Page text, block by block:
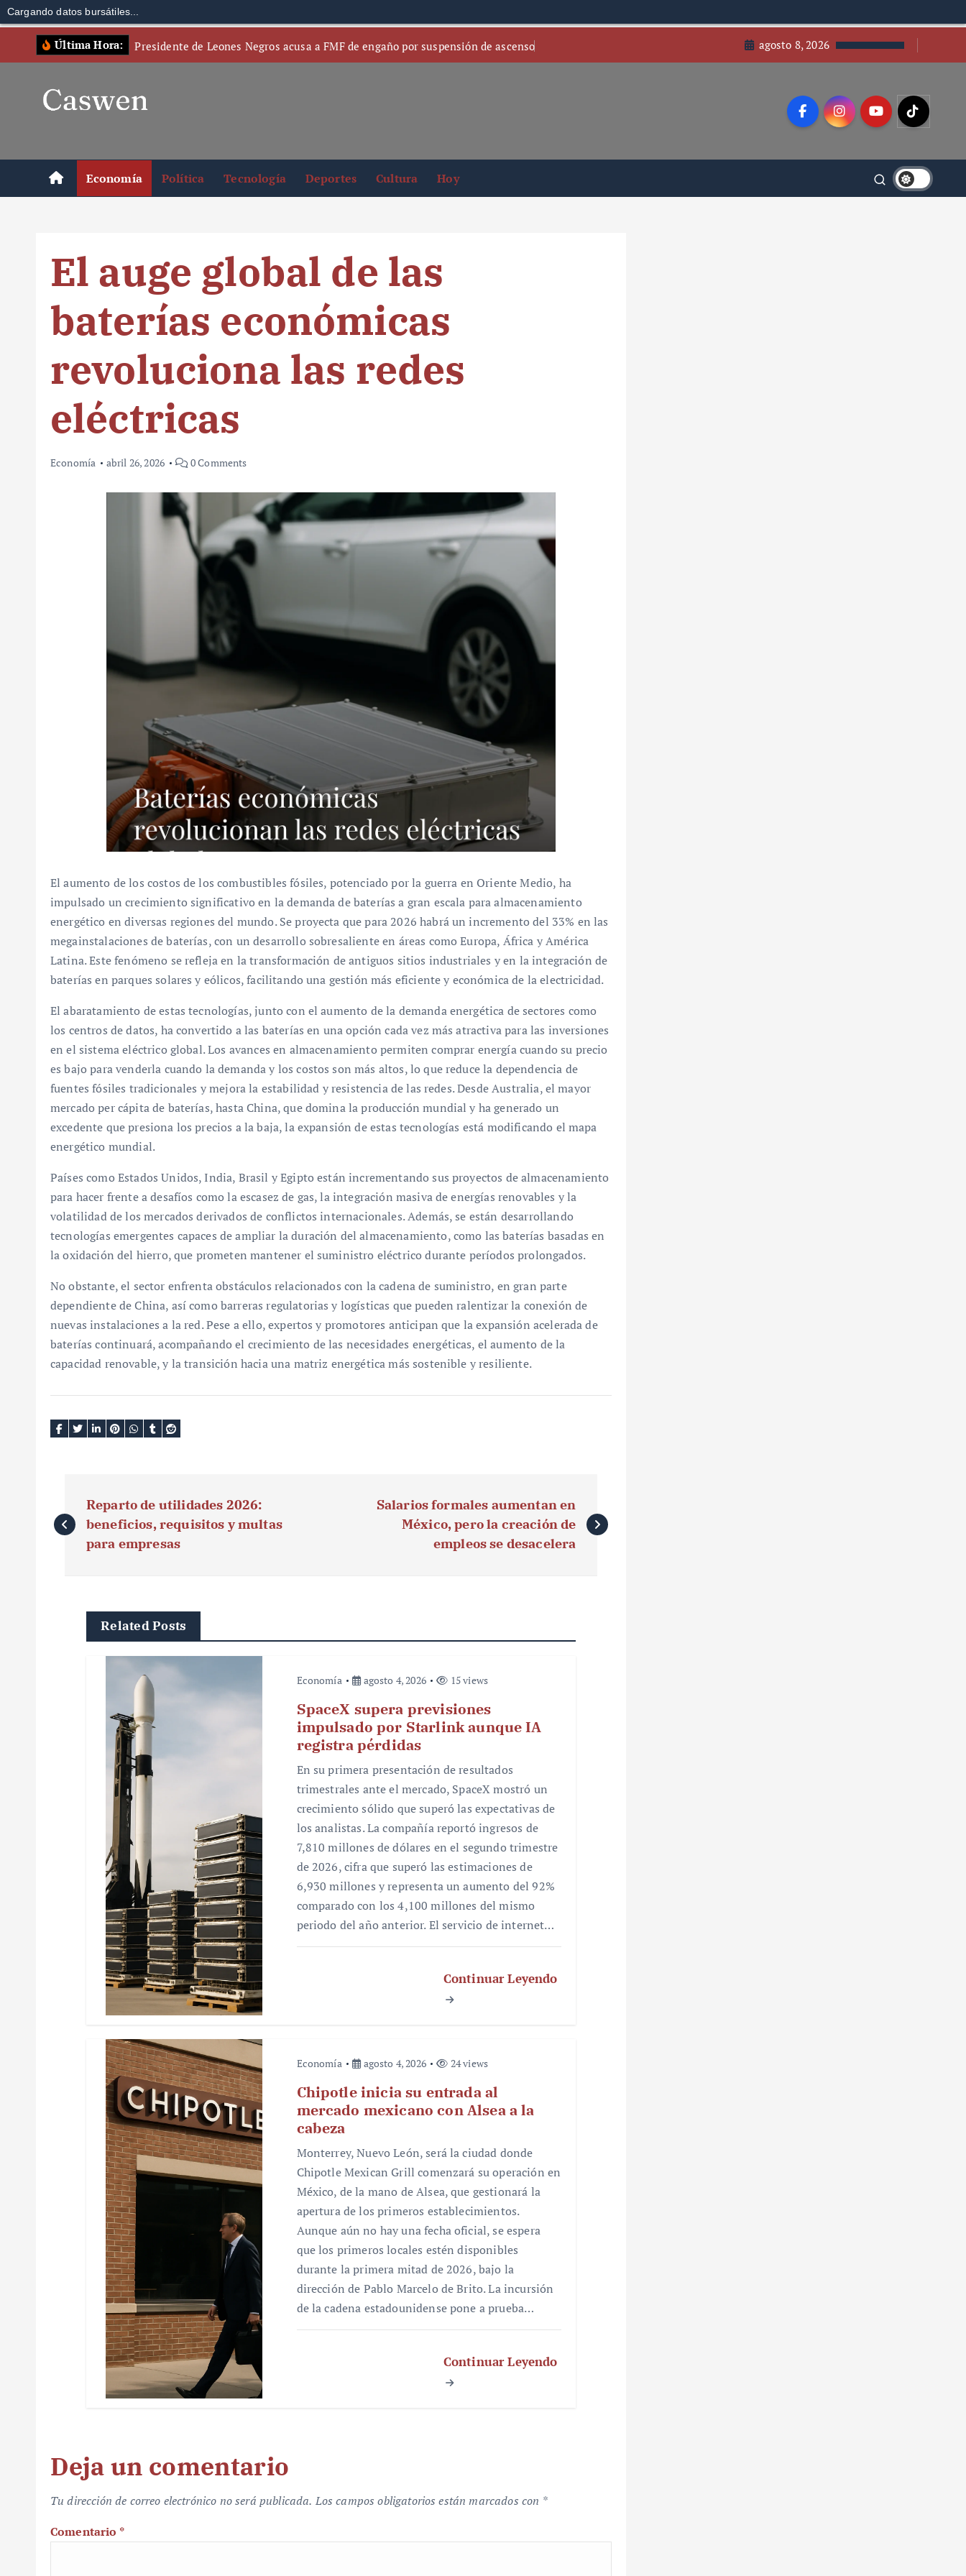
Cargando datos bursátiles...
Última Hora: Presidente de Leones Negros acusa a FMF de engaño por suspensión de ascenso agosto 8, 2026
Economía Política Tecnología Deportes Cultura Hoy
El auge global de las
baterías económicas
revoluciona las redes
eléctricas
Economía abril 26, 2026 0 Comments
El aumento de los costos de los combustibles fósiles, potenciado por la guerra en Oriente Medio, ha
impulsado un crecimiento significativo en la demanda de baterías a gran escala para almacenamiento
energético en diversas regiones del mundo. Se proyecta que para 2026 habrá un incremento del 33% en las
megainstalaciones de baterías, con un desarrollo sobresaliente en áreas como Europa, África y América
Latina. Este fenómeno se refleja en la transformación de antiguos sitios industriales y en la integración de
baterías en parques solares y eólicos, facilitando una gestión más eficiente y económica de la electricidad.
El abaratamiento de estas tecnologías, junto con el aumento de la demanda energética de sectores como
los centros de datos, ha convertido a las baterías en una opción cada vez más atractiva para las inversiones
en el sistema eléctrico global. Los avances en almacenamiento permiten comprar energía cuando su precio
es bajo para venderla cuando la demanda y los costos son más altos, lo que reduce la dependencia de
fuentes fósiles tradicionales y mejora la estabilidad y resistencia de las redes. Desde Australia, el mayor
mercado per cápita de baterías, hasta China, que domina la producción mundial y ha generado un
excedente que presiona los precios a la baja, la expansión de estas tecnologías está modificando el mapa
energético mundial.
Países como Estados Unidos, India, Brasil y Egipto están incrementando sus proyectos de almacenamiento
para hacer frente a desafíos como la escasez de gas, la integración masiva de energías renovables y la
volatilidad de los mercados derivados de conflictos internacionales. Además, se están desarrollando
tecnologías emergentes capaces de ampliar la duración del almacenamiento, como las baterías basadas en
la oxidación del hierro, que prometen mantener el suministro eléctrico durante períodos prolongados.
No obstante, el sector enfrenta obstáculos relacionados con la cadena de suministro, en gran parte
dependiente de China, así como barreras regulatorias y logísticas que pueden ralentizar la conexión de
nuevas instalaciones a la red. Pese a ello, expertos y promotores anticipan que la expansión acelerada de
baterías continuará, acompañando el crecimiento de las necesidades energéticas, el aumento de la
capacidad renovable, y la transición hacia una matriz energética más sostenible y resiliente.
a
Reparto de utilidades 2026:
beneficios, requisitos y multas
para empresas
Salarios formales aumentan en
México, pero la creación de
empleos se desacelera
Related Posts
Economía agosto 4, 2026 15 views
SpaceX supera previsiones
impulsado por Starlink aunque IA
registra pérdidas
En su primera presentación de resultados
trimestrales ante el mercado, SpaceX mostró un
crecimiento sólido que superó las expectativas de
los analistas. La compañía reportó ingresos de
7,810 millones de dólares en el segundo trimestre
de 2026, cifra que superó las estimaciones de
6,930 millones y representa un aumento del 92%
comparado con los 4,100 millones del mismo
periodo del año anterior. El servicio de internet…
Continuar Leyendo
Economía agosto 4, 2026 24 views
Chipotle inicia su entrada al
mercado mexicano con Alsea a la
cabeza
Monterrey, Nuevo León, será la ciudad donde
Chipotle Mexican Grill comenzará su operación en
México, de la mano de Alsea, que gestionará la
apertura de los primeros establecimientos.
Aunque aún no hay una fecha oficial, se espera
que los primeros locales estén disponibles
durante la primera mitad de 2026, bajo la
dirección de Pablo Marcelo de Brito. La incursión
de la cadena estadounidense pone a prueba…
Continuar Leyendo
Deja un comentario
Tu dirección de correo electrónico no será publicada. Los campos obligatorios están marcados con *
Comentario *